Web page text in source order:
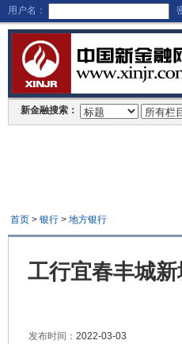
用户名：
新金融搜索：
首页> 银行> 地方银行
工行宜春丰城
发布时间： 2022-03-03